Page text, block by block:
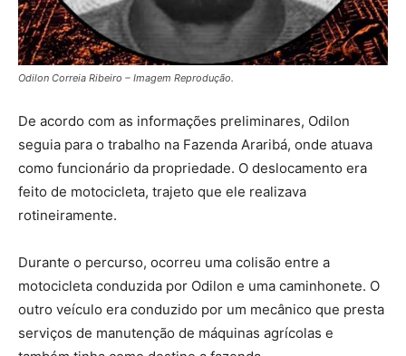
Odilon Correia Ribeiro – Imagem Reprodução.
De acordo com as informações preliminares, Odilon
seguia para o trabalho na Fazenda Araribá, onde atuava
como funcionário da propriedade. O deslocamento era
feito de motocicleta, trajeto que ele realizava
rotineiramente.
Durante o percurso, ocorreu uma colisão entre a
motocicleta conduzida por Odilon e uma caminhonete. O
outro veículo era conduzido por um mecânico que presta
serviços de manutenção de máquinas agrícolas e